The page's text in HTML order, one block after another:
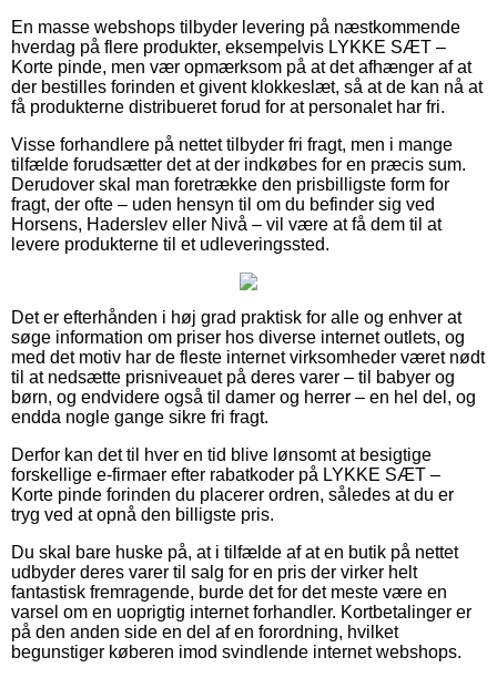
En masse webshops tilbyder levering på næstkommende
hverdag på flere produkter, eksempelvis LYKKE SÆT –
Korte pinde, men vær opmærksom på at det afhænger af at
der bestilles forinden et givent klokkeslæt, så at de kan nå at
få produkterne distribueret forud for at personalet har fri.
Visse forhandlere på nettet tilbyder fri fragt, men i mange
tilfælde forudsætter det at der indkøbes for en præcis sum.
Derudover skal man foretrække den prisbilligste form for
fragt, der ofte – uden hensyn til om du befinder sig ved
Horsens, Haderslev eller Nivå – vil være at få dem til at
levere produkterne til et udleveringssted.
Det er efterhånden i høj grad praktisk for alle og enhver at
søge information om priser hos diverse internet outlets, og
med det motiv har de fleste internet virksomheder været nødt
til at nedsætte prisniveauet på deres varer – til babyer og
børn, og endvidere også til damer og herrer – en hel del, og
endda nogle gange sikre fri fragt.
Derfor kan det til hver en tid blive lønsomt at besigtige
forskellige e-firmaer efter rabatkoder på LYKKE SÆT –
Korte pinde forinden du placerer ordren, således at du er
tryg ved at opnå den billigste pris.
Du skal bare huske på, at i tilfælde af at en butik på nettet
udbyder deres varer til salg for en pris der virker helt
fantastisk fremragende, burde det for det meste være en
varsel om en uoprigtig internet forhandler. Kortbetalinger er
på den anden side en del af en forordning, hvilket
begunstiger køberen imod svindlende internet webshops.